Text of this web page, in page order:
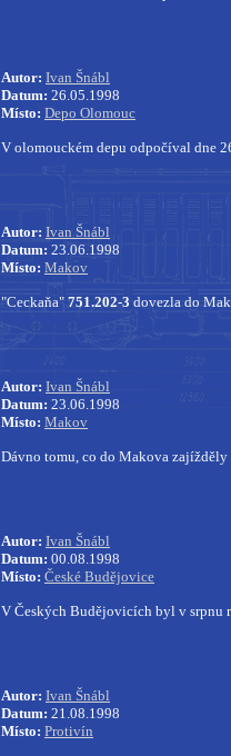
Autor: Ivan Šnábl
Datum: 26.05.1998
Místo: Depo Olomouc
V olomouckém depu odpočíval dne
Autor: Ivan Šnábl
Datum: 23.06.1998
Místo: Makov
"Ceckaňa" 751.202-3 dovezla do
Autor: Ivan Šnábl
Datum: 23.06.1998
Místo: Makov
Dávno tomu, co do Makova
Autor: Ivan Šnábl
Datum: 00.08.1998
Místo: České Budějovice
V Českých Budějovicích byl v
Autor: Ivan Šnábl
Datum: 21.08.1998
Místo: Protivín